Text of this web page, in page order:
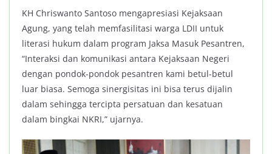
KH Chriswanto Santoso mengapresiasi Kejaksaan
Agung, yang telah memfasilitasi warga LDII untuk
literasi hukum dalam program Jaksa Masuk Pesantren,
“Interaksi dan komunikasi antara Kejaksaan Negeri
dengan pondok-pondok pesantren kami betul-betul
luar biasa. Semoga sinergisitas ini bisa terus dijalin
dalam sehingga tercipta persatuan dan kesatuan
dalam bingkai NKRI,” ujarnya.